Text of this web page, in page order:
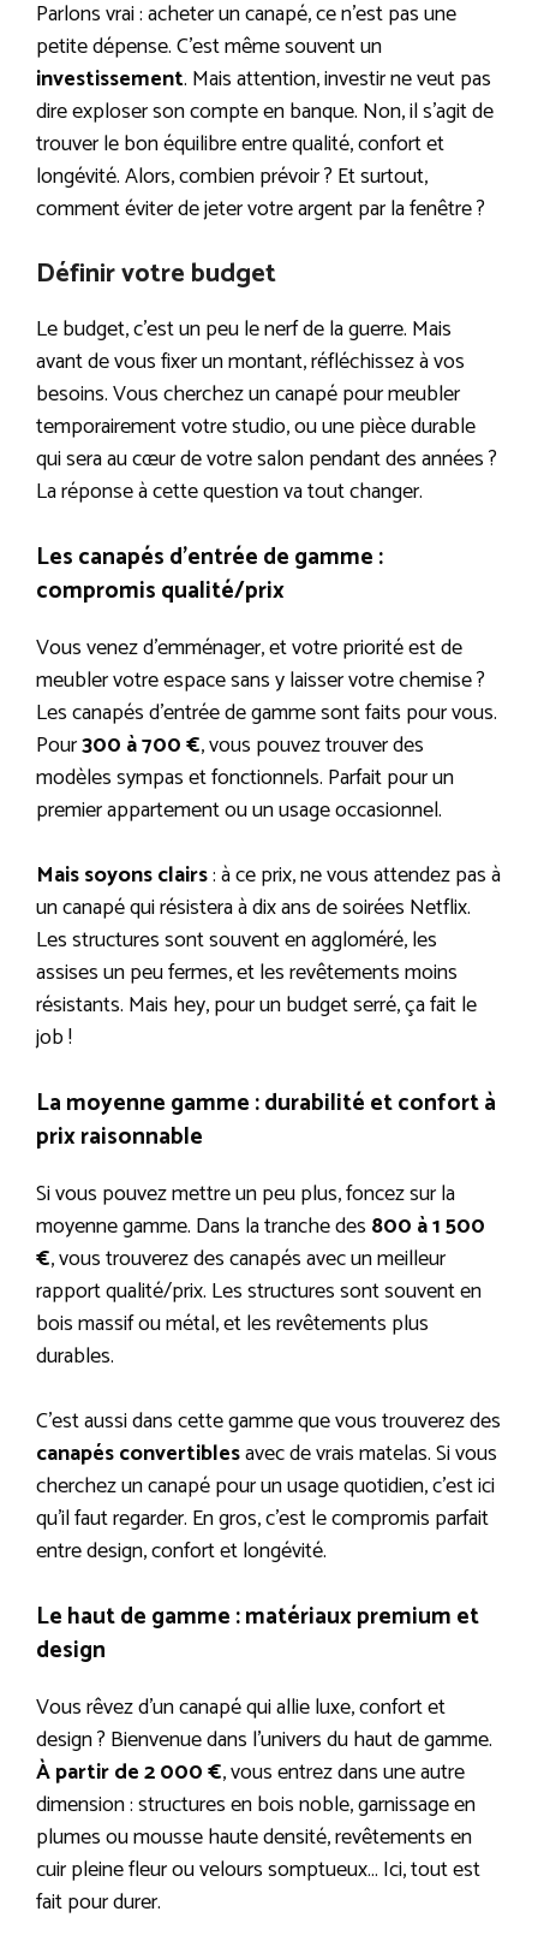
Parlons vrai : acheter un canapé, ce n’est pas une
petite dépense. C’est même souvent un
investissement. Mais attention, investir ne veut pas
dire exploser son compte en banque. Non, il s’agit de
trouver le bon équilibre entre qualité, confort et
longévité. Alors, combien prévoir ? Et surtout,
comment éviter de jeter votre argent par la fenêtre ?
Définir votre budget
Le budget, c’est un peu le nerf de la guerre. Mais
avant de vous fixer un montant, réfléchissez à vos
besoins. Vous cherchez un canapé pour meubler
temporairement votre studio, ou une pièce durable
qui sera au cœur de votre salon pendant des années ?
La réponse à cette question va tout changer.
Les canapés d’entrée de gamme :
compromis qualité/prix
Vous venez d’emménager, et votre priorité est de
meubler votre espace sans y laisser votre chemise ?
Les canapés d’entrée de gamme sont faits pour vous.
Pour300 à 700 €, vous pouvez trouver des
modèles sympas et fonctionnels. Parfait pour un
premier appartement ou un usage occasionnel.
Mais soyons clairs: à ce prix, ne vous attendez pas à
un canapé qui résistera à dix ans de soirées Netflix.
Les structures sont souvent en aggloméré, les
assises un peu fermes, et les revêtements moins
résistants. Mais hey, pour un budget serré, ça fait le
job !
La moyenne gamme : durabilité et confort à
prix raisonnable
Si vous pouvez mettre un peu plus, foncez sur la
moyenne gamme. Dans la tranche des 800 à 1 500
€, vous trouverez des canapés avec un meilleur
rapport qualité/prix. Les structures sont souvent en
bois massif ou métal, et les revêtements plus
durables.
C’est aussi dans cette gamme que vous trouverez des
canapés convertiblesavec de vrais matelas. Si vous
cherchez un canapé pour un usage quotidien, c’est ici
qu’il faut regarder. En gros, c’est le compromis parfait
entre design, confort et longévité.
Le haut de gamme : matériaux premium et
design
Vous rêvez d’un canapé qui allie luxe, confort et
design ? Bienvenue dans l’univers du haut de gamme.
À partir de 2 000 €, vous entrez dans une autre
dimension : structures en bois noble, garnissage en
plumes ou mousse haute densité, revêtements en
cuir pleine fleur ou velours somptueux… Ici, tout est
fait pour durer.